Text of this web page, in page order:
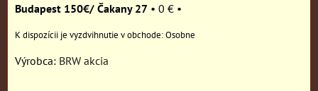
Budapest 150€/ Čakany 27 • 0 € •
Osobne
Výrobca: BRW akcia